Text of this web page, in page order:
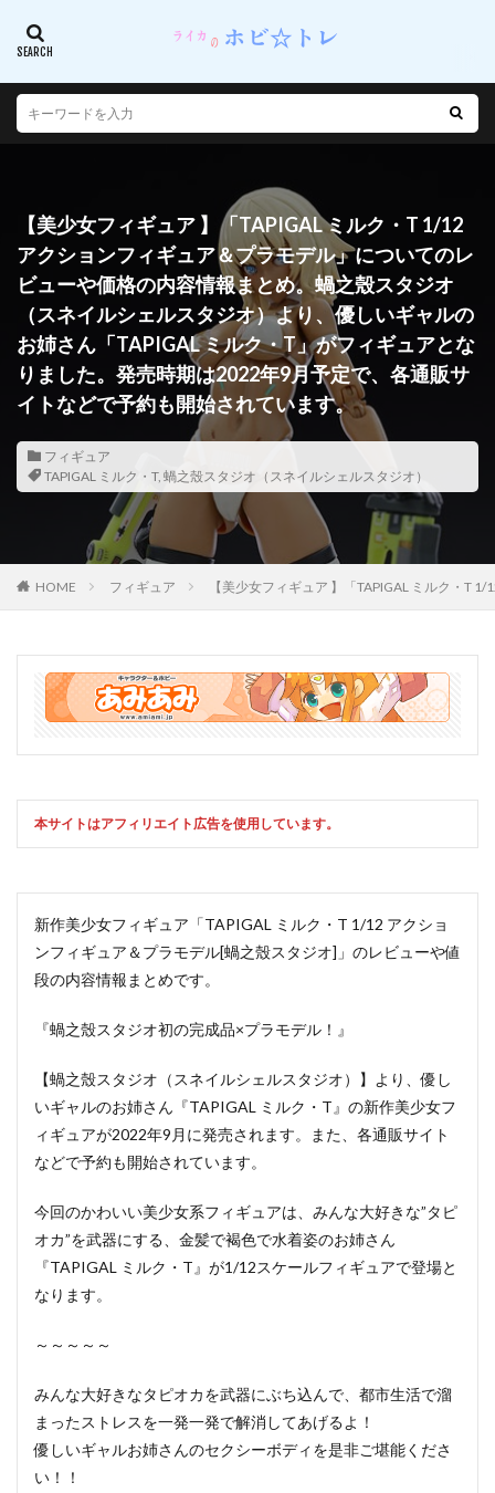
【美少女フィギュア 】「TAPIGAL ミルク・T 1/12
アクションフィギュア＆プラモデル」についてのレ
ビューや価格の内容情報まとめ。蝸之殼スタジオ
（スネイルシェルスタジオ）より、優しいギャルの
お姉さん「TAPIGAL ミルク・T」がフィギュアとな
りました。発売時期は2022年9月予定で、各通販サ
イトなどで予約も開始されています。
フィギュア
TAPIGAL ミルク・T, 蝸之殼スタジオ（スネイルシェルスタジオ）
HOME フィギュア 【美少女フィギュア 】「TAPIGAL ミルク・T
本サイトはアフィリエイト広告を使用しています。
新作美少女フィギュア「TAPIGAL ミルク・T 1/12 アクショ
ンフィギュア＆プラモデル[蝸之殼スタジオ]」のレビューや値
段の内容情報まとめです。
『蝸之殼スタジオ初の完成品×プラモデル！』
【蝸之殼スタジオ（スネイルシェルスタジオ）】より、優し
いギャルのお姉さん『TAPIGAL ミルク・T』の新作美少女フ
ィギュアが2022年9月に発売されます。また、各通販サイト
などで予約も開始されています。
今回のかわいい美少女系フィギュアは、みんな大好きな”タピ
オカ”を武器にする、金髪で褐色で水着姿のお姉さん
『TAPIGAL ミルク・T』が1/12スケールフィギュアで登場と
なります。
～～～～～
みんな大好きなタピオカを武器にぶち込んで、都市生活で溜
まったストレスを一発一発で解消してあげるよ！
優しいギャルお姉さんのセクシーボディを是非ご堪能くださ
い！！